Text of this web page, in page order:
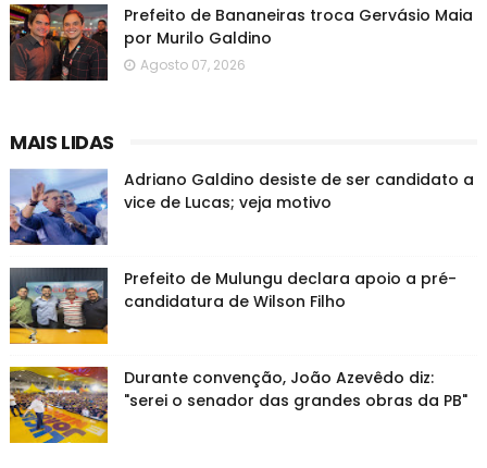
Prefeito de Bananeiras troca Gervásio Maia
por Murilo Galdino
Agosto 07, 2026
MAIS LIDAS
Adriano Galdino desiste de ser candidato a
vice de Lucas; veja motivo
Prefeito de Mulungu declara apoio a pré-
candidatura de Wilson Filho
Durante convenção, João Azevêdo diz:
"serei o senador das grandes obras da PB"